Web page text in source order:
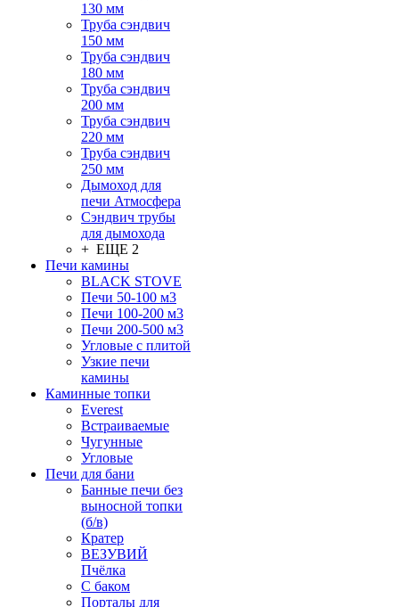
130 мм
Труба сэндвич
150 мм
Труба сэндвич
180 мм
Труба сэндвич
200 мм
Труба сэндвич
220 мм
Труба сэндвич
250 мм
Дымоход для
печи Атмосфера
Сэндвич трубы
для дымохода
+ ЕЩЕ 2
Печи камины
BLACK STOVE
Печи 50-100 м3
Печи 100-200 м3
Печи 200-500 м3
Угловые с плитой
Узкие печи
камины
Каминные топки
Everest
Встраиваемые
Чугунные
Угловые
Печи для бани
Банные печи без
выносной топки
(б/в)
Кратер
ВЕЗУВИЙ
Пчёлка
С баком
Порталы для